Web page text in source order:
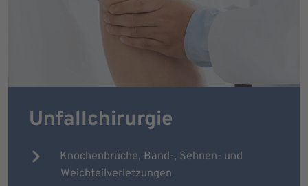
Unfallchirurgie
Knochenbrüche, Band-, Sehnen- und
Weichteilverletzungen